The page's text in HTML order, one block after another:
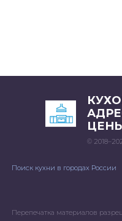
©
Поиск кухни в городах России
Перепечатка материалов